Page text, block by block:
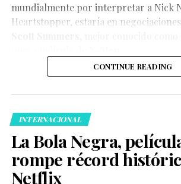
mundialmente por interpretar a Nick
Heartstopper, estaría en
CONTINUE READING
INTERNACIONAL
La Bola Negra,
rompe récord
Netflix